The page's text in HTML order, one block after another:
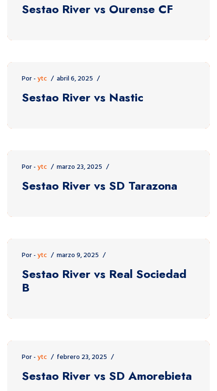
Sestao River vs Ourense CF
Por -ytc abril 6, 2025
Sestao River vs Nastic
Por -ytc marzo 23, 2025
Sestao River vs SD Tarazona
Por -ytc marzo 9, 2025
Sestao River vs Real Sociedad
B
Por -ytc febrero 23, 2025
Sestao River vs SD Amorebieta